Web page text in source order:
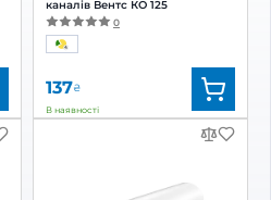
каналів Вентс КО 125
0
137₴
В наявності
Вентс